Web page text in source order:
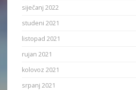
siječanj 2022
studeni 2021
listopad 2021
rujan 2021
kolovoz 2021
srpanj 2021